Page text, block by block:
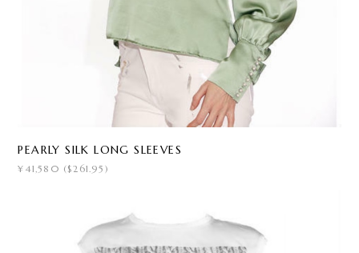
PEARLY SILK LONG SLEEVES
¥41,580 ($261.95)